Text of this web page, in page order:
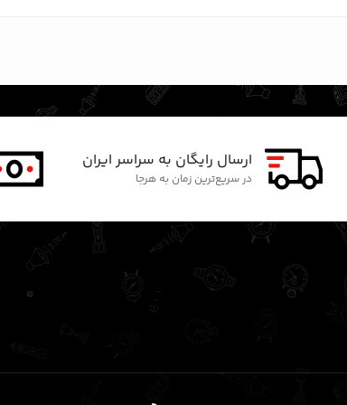
ارسال رایگان به سراسر ایران
در سریع‌ترین زمان به هرجا